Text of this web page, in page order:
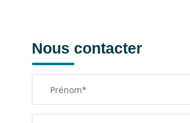
Nous contacter
Prénom*